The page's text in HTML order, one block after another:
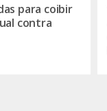
para coibir
contra